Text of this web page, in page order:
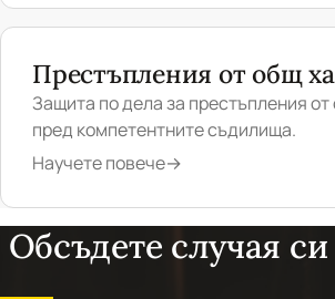
Престъпления от общ
Защита по дела за престъпления
пред компетентните съдилища.
Научете повече→
Обсъдете случая си